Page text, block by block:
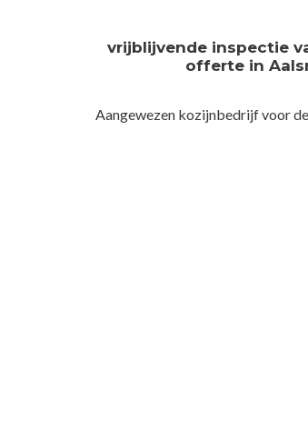
vrijblijvende inspectie
offerte in
Aangewezen kozijnbedrijf voor